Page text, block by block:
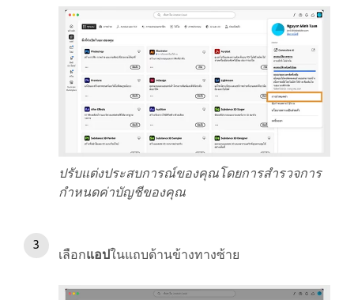
ปรับแต่งประสบการณ์ของคุณโดยการสำรวจการ
กำหนดค่าบัญชีของคุณ
เลือกแอปในแถบด้านข้างทางซ้าย